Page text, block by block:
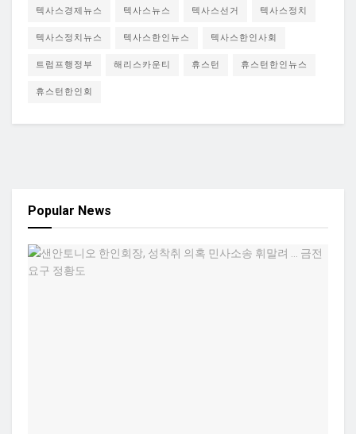
텍사스경제뉴스 텍사스뉴스 텍사스선거 텍사스정치
텍사스정치뉴스 텍사스한인뉴스 텍사스한인사회
트럼프행정부 해리스카운티 휴스턴 휴스턴한인뉴스
휴스턴한인회
Popular News